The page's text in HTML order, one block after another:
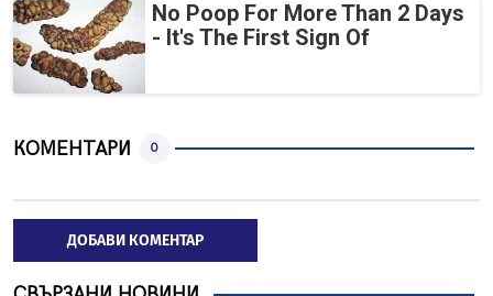
No Poop For More Than 2 Days
- It's The First Sign Of
КОМЕНТАРИ 0
ДОБАВИ КОМЕНТАР